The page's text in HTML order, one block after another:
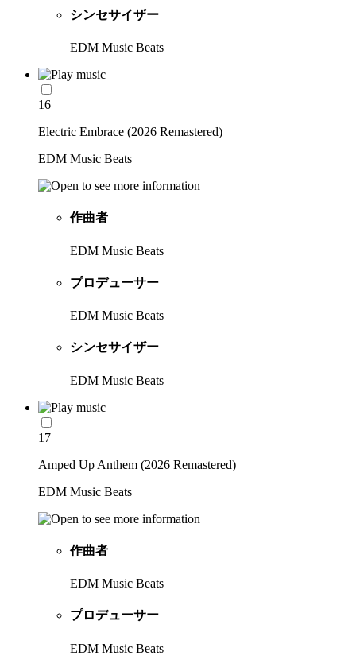
シンセサイザー
EDM Music Beats
16
Electric Embrace (2026 Remastered)
EDM Music Beats
作曲者
EDM Music Beats
プロデューサー
EDM Music Beats
シンセサイザー
EDM Music Beats
17
Amped Up Anthem (2026 Remastered)
EDM Music Beats
作曲者
EDM Music Beats
プロデューサー
EDM Music Beats